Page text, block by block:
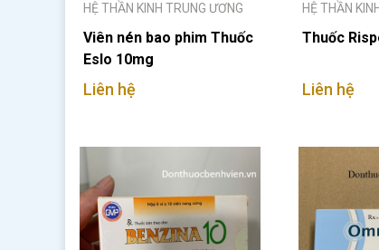
HỆ THẦN KINH TRUNG ƯƠNG
Viên nén bao phim Thuốc
Eslo 10mg
Liên hệ
HỆ THẦN
Thuốc
Liên hệ